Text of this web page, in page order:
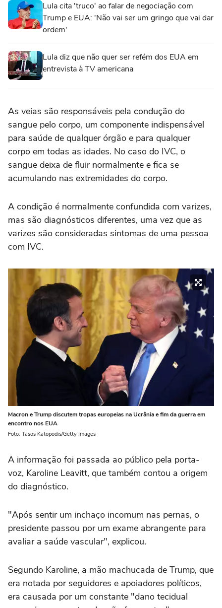
Lula cita 'truco' ao falar de negociação com
Trump e EUA: 'Não vai ser um gringo que vai dar
ordem'
Lula diz que não quer ser refém dos EUA em
entrevista à TV americana
As veias são responsáveis pela condução do
sangue pelo corpo, um componente indispensável
para saúde de qualquer órgão e para qualquer
corpo em todas as idades. No caso do IVC, o
sangue deixa de fluir normalmente e fica se
acumulando nas extremidades do corpo.
A condição é normalmente confundida com varizes,
mas são diagnósticos diferentes, uma vez que as
varizes são consideradas sintomas de uma pessoa
com IVC.
Macron e Trump discutem tropas europeias na Ucrânia e fim da guerra em
encontro nos EUA
Foto: Tasos Katopodis/Getty Images
A informação foi passada ao público pela porta-
voz, Karoline Leavitt, que também contou a origem
do diagnóstico.
"Após sentir um inchaço incomum nas pernas, o
presidente passou por um exame abrangente para
avaliar a saúde vascular", explicou.
Segundo Karoline, a mão machucada de Trump, que
era notada por seguidores e apoiadores políticos,
era causada por um constante "dano tecidual